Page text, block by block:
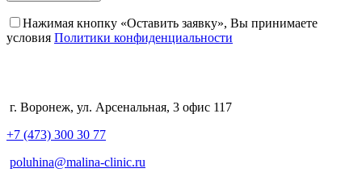
Нажимая кнопку «Оставить заявку», Вы принимаете
условия Политики конфиденциальности
г. Воронеж, ул. Арсенальная, 3 офис 117
+7 (473) 300 30 77
poluhina@malina-clinic.ru